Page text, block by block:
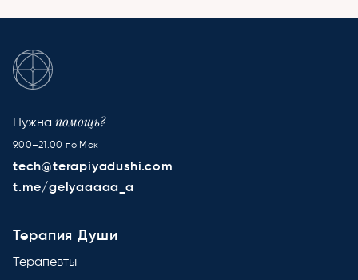
Нужна помощь?
9.00–21.00 по Мск
tech@terapiyadushi.com
t.me/gelyaaaaa_a
Терапия Души
Терапевты